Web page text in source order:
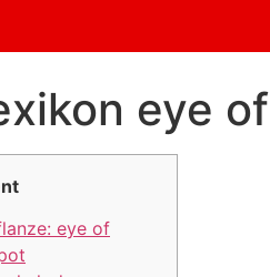
eye
eye of